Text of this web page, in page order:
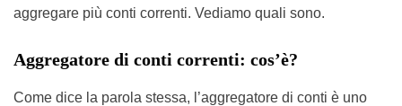
aggregare più conti correnti. Vediamo quali sono.
Aggregatore di conti correnti: cos’è?
Come dice la parola stessa, l’aggregatore di conti è uno